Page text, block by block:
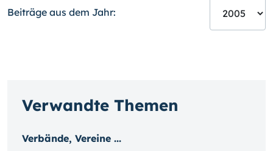
Beiträge aus dem Jahr:
Verwandte Themen
Verbände, Vereine ...